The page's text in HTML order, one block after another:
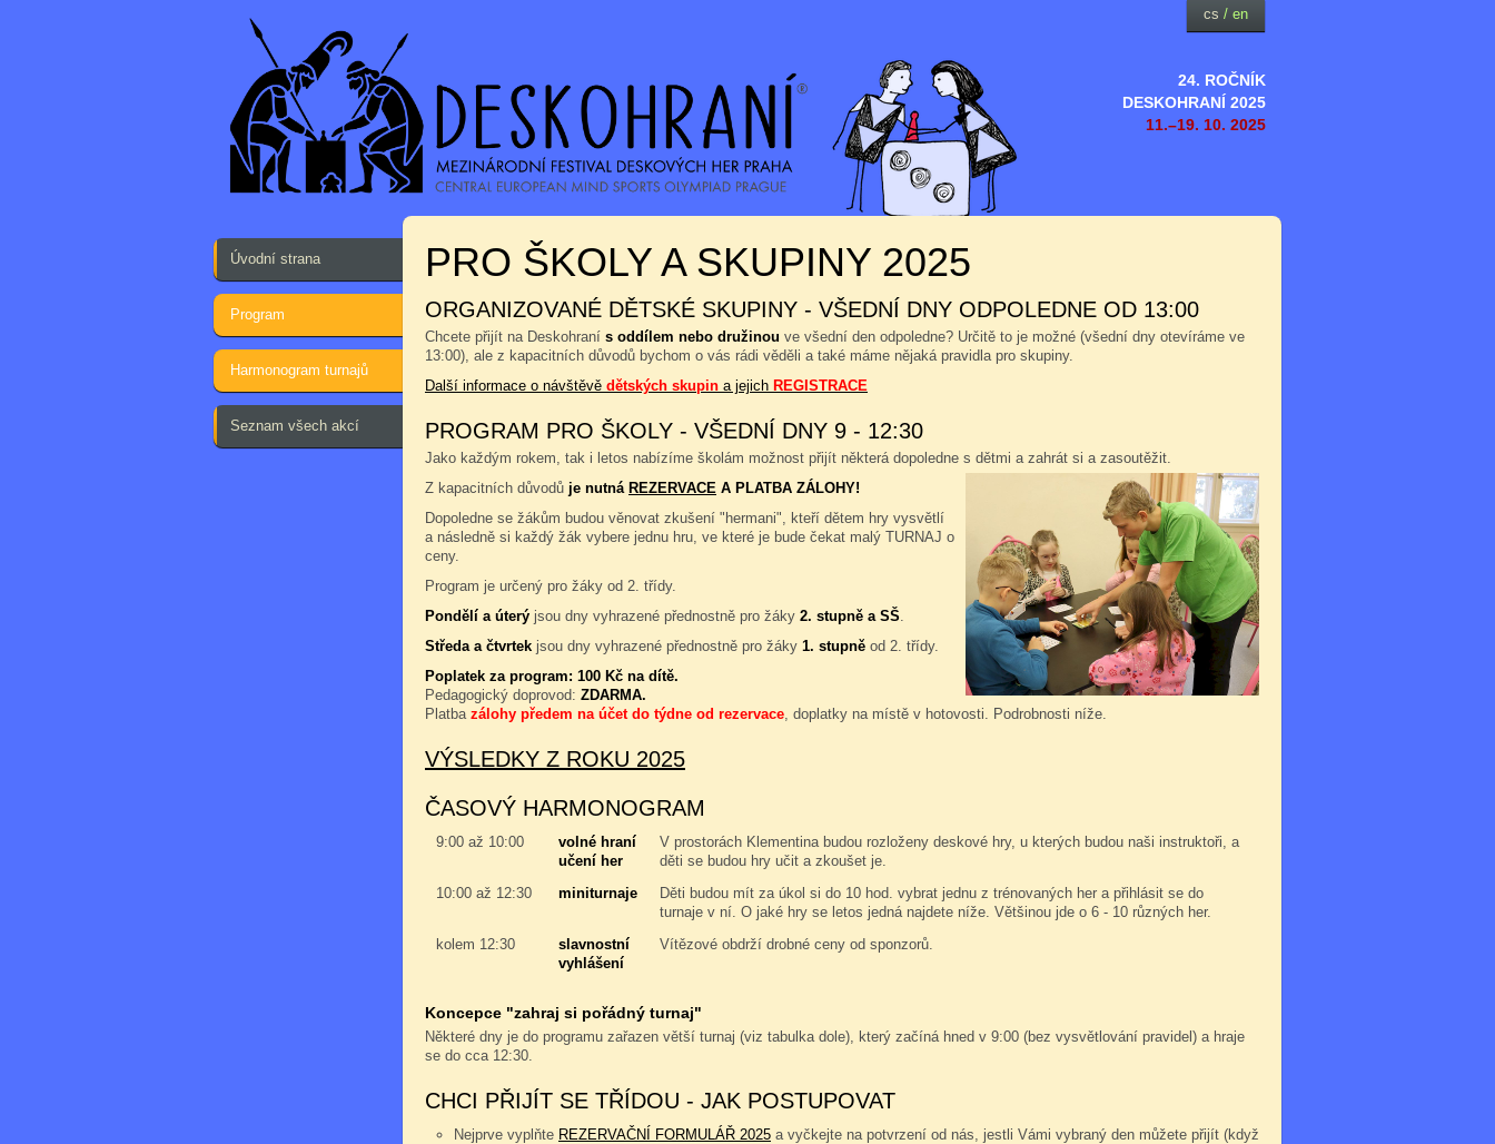
24. ROČNÍK
DESKOHRANÍ 2025
11.–19. 10. 2025
cs / en
Úvodní strana
Program
Harmonogram turnajů
Seznam všech akcí
PRO ŠKOLY A SKUPINY 2025
ORGANIZOVANÉ DĚTSKÉ SKUPINY - VŠEDNÍ DNY ODPOLEDNE OD 13:00
Chcete přijít na Deskohraní s oddílem nebo družinou ve všední den odpoledne? Určitě to je možné (všední dny otevíráme ve
13:00), ale z kapacitních důvodů bychom o vás rádi věděli a také máme nějaká pravidla pro skupiny.
Další informace o návštěvě dětských skupin a jejich REGISTRACE
PROGRAM PRO ŠKOLY - VŠEDNÍ DNY 9 - 12:30
Jako každým rokem, tak i letos nabízíme školám možnost přijít některá dopoledne s dětmi a zahrát si a zasoutěžit.
Z kapacitních důvodů je nutná REZERVACE A PLATBA ZÁLOHY!
Dopoledne se žákům budou věnovat zkušení "hermani", kteří dětem hry vysvětlí
a následně si každý žák vybere jednu hru, ve které je bude čekat malý TURNAJ o
ceny.
Program je určený pro žáky od 2. třídy.
Pondělí a úterý jsou dny vyhrazené přednostně pro žáky 2. stupně a SŠ.
Středa a čtvrtek jsou dny vyhrazené přednostně pro žáky 1. stupně od 2. třídy.
Poplatek za program: 100 Kč na dítě.
Pedagogický doprovod: ZDARMA.
Platba zálohy předem na účet do týdne od rezervace, doplatky na místě v hotovosti. Podrobnosti níže.
VÝSLEDKY Z ROKU 2025
ČASOVÝ HARMONOGRAM
9:00 až 10:00
volné hraní
učení her
V prostorách Klementina budou rozloženy deskové hry, u kterých budou naši instruktoři, a
děti se budou hry učit a zkoušet je.
10:00 až 12:30
miniturnaje
Děti budou mít za úkol si do 10 hod. vybrat jednu z trénovaných her a přihlásit se do
turnaje v ní. O jaké hry se letos jedná najdete níže. Většinou jde o 6 - 10 různých her.
kolem 12:30
slavnostní
vyhlášení
Vítězové obdrží drobné ceny od sponzorů.
Koncepce "zahraj si pořádný turnaj"
Některé dny je do programu zařazen větší turnaj (viz tabulka dole), který začíná hned v 9:00 (bez vysvětlování pravidel) a hraje
se do cca 12:30.
CHCI PŘIJÍT SE TŘÍDOU - JAK POSTUPOVAT
Nejprve vyplňte REZERVAČNÍ FORMULÁŘ 2025 a vyčkejte na potvrzení od nás, jestli Vámi vybraný den můžete přijít (když